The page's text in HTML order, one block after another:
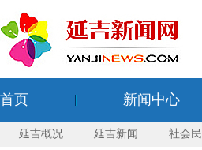
首页 新闻中心
延吉概况 延吉新闻 社会